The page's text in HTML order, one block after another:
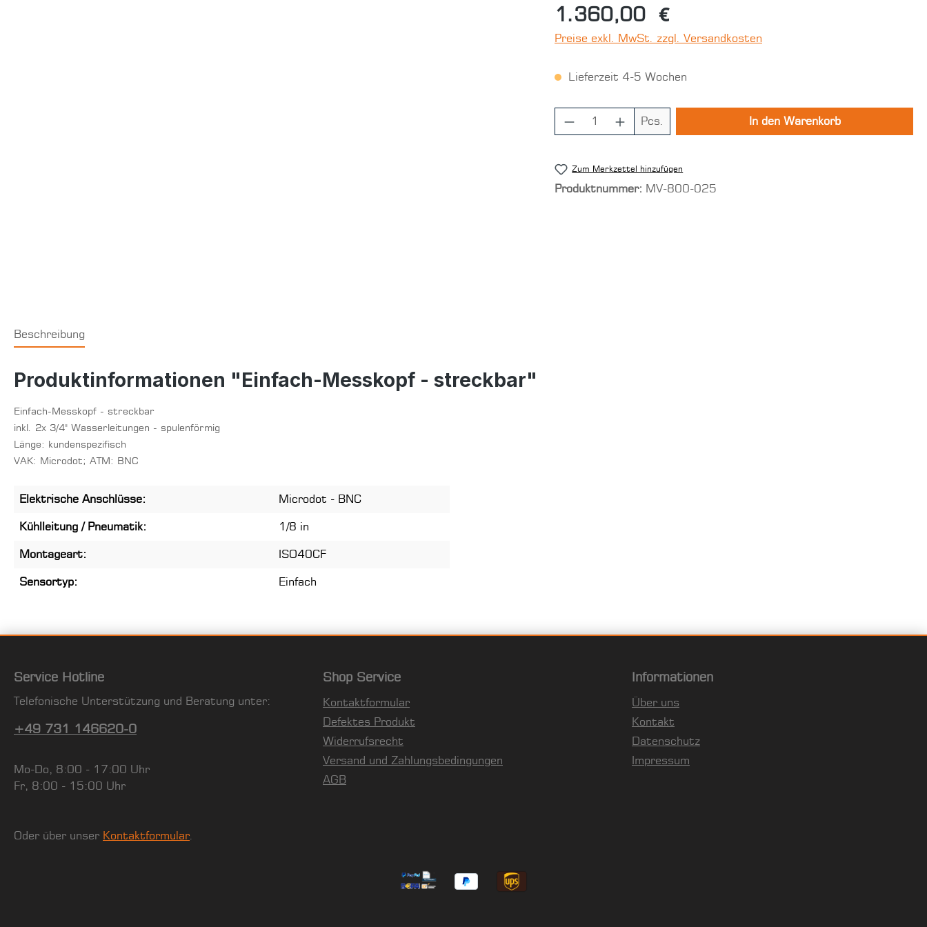
1.360,00 €
Preise exkl. MwSt. zzgl. Versandkosten
Lieferzeit 4-5 Wochen
Produkt Anzahl: Gib den gewünschten Wert
Pcs. In den Warenkorb
Zum Merkzettel hinzufügen
Produktnummer: MV-800-025
Beschreibung
Produktinformationen "Einfach-Messkopf - streckbar"
Einfach-Messkopf - streckbar
inkl. 2x 3/4" Wasserleitungen - spulenförmig
Länge: kundenspezifisch
VAK: Microdot; ATM: BNC
Elektrische Anschlüsse: Microdot - BNC
Kühlleitung / Pneumatik: 1/8 in
Montageart: ISO40CF
Sensortyp: Einfach
Service Hotline
Telefonische Unterstützung und Beratung unter:
+49 731 146620-0
Mo-Do, 8:00 - 17:00 Uhr
Fr, 8:00 - 15:00 Uhr
Oder über unser Kontaktformular
Shop Service
Kontaktformular
Defektes Produkt
Widerrufsrecht
Versand und Zahlungsbedingungen
AGB
Informationen
Über uns
Kontakt
Datenschutz
Impressum